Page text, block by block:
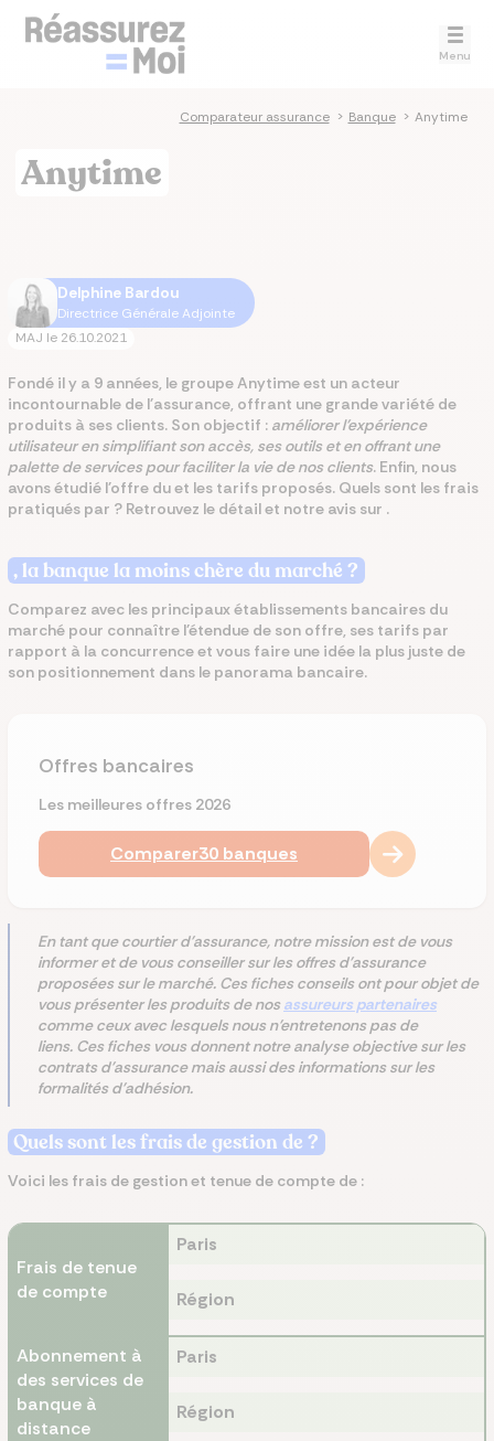
Menu
Comparateur assurance > Banque > Anytime
Anytime
Delphine Bardou
Directrice Générale Adjointe
MAJ le 26.10.2021
Fondé il y a 9 années, le groupe Anytime est un acteur
incontournable de l'assurance, offrant une grande variété de
produits à ses clients. Son objectif : améliorer l’expérience
utilisateur en simplifiant son accès, ses outils et en offrant une
palette de services pour faciliter la vie de nos clients. Enfin, nous
avons étudié l'offre du et les tarifs proposés. Quels sont les frais
pratiqués par ? Retrouvez le détail et notre avis sur .
, la banque la moins chère du marché ?
Comparez avec les principaux établissements bancaires du
marché pour connaître l'étendue de son offre, ses tarifs par
rapport à la concurrenceet vous faire une idée la plus juste de
son positionnement dans le panorama bancaire.
Offres bancaires
Les meilleures offres 2026
Comparer30 banques
En tant que courtier d'assurance, notre mission est de vous
informer et de vous conseiller sur les offres d'assurance
proposées sur le marché. Ces fiches conseils ont pour objet de
vous présenter les produits de nosassureurs partenaires
comme ceux avec lesquels nous n'entretenons pas de
liens. Ces fiches vous donnent notre analyse objective sur les
contrats d'assurance mais aussi des informations sur les
formalités d'adhésion.
Quels sont les frais de gestion de ?
Voici les frais de gestion et tenue de compte de :
Frais de tenue
de compte
Paris
Région
Abonnement à
des services de
banque à
distance
Paris
Région